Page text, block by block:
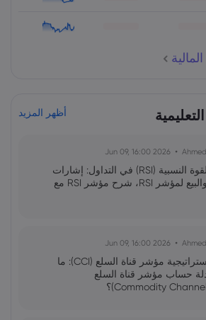
أظهر المزيد
2026 Jun 09, 16:00
مؤشر القوة النسبية (RSI) في التداول: إشارات
الشراء والبيع لمؤشر RSI، شرح مؤشر RSI مع
2026 Jun 09, 16:00
ما هي استراتيجية مؤشر قناة السلع (CCI): ما
حساب مؤشر قناة السلع